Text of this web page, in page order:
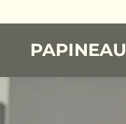
PAPINEAU